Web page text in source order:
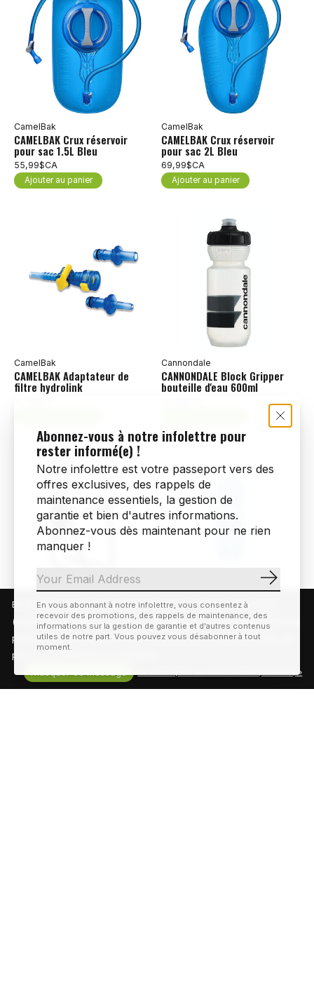
CamelBak
CAMELBAK Crux réservoir
pour sac 1.5L Bleu
55,99$CA
Ajouter au panier
CamelBak
CAMELBAK Crux réservoir
pour sac 2L Bleu
69,99$CA
Ajouter au panier
CamelBak
CAMELBAK Adaptateur de
filtre hydrolink
Cannondale
CANNONDALE Block Gripper
bouteille d'eau 600ml
49N porte-bidon en alliage
Choix d'options
CAMELBAK Podium gourde
d'eau (710 mL / 24 oz)
21,99$CA
Abonnez-vous à notre infolettre pour
rester informé(e) !
Notre infolettre est votre passeport vers des
offres exclusives, des rappels de
maintenance essentiels, la gestion de
garantie et bien d'autres informations.
Abonnez-vous dès maintenant pour ne rien
manquer !
En vous abonnant à notre infolettre, vous consentez à
recevoir des promotions, des rappels de maintenance, des
informations sur la gestion de garantie et d'autres contenus
utiles de notre part. Vous pouvez vous désabonner à tout
moment.
En visitant notre site, vous acceptez l'utilisation des témoins
(cookies). Ces derniers nous permettent de mieux comprendre la
provenance de notre clientèle et son utilisation de notre site, en
plus d'en améliorer les fonctions.
Masquer ce message
En savoir plus sur les témoins (cookies) »